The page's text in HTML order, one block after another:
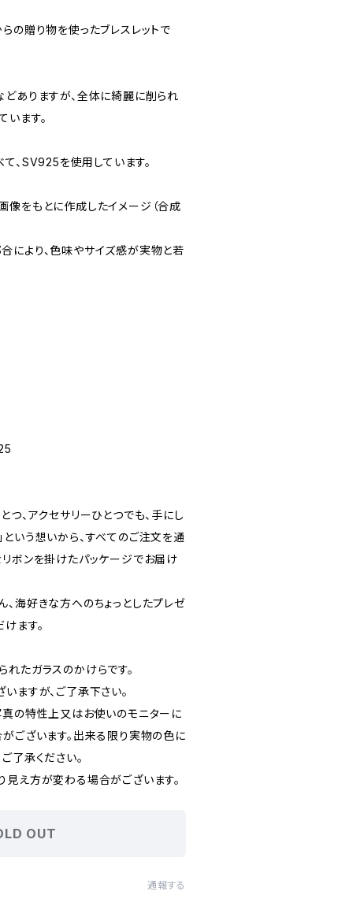
の贈り物を使ったブレスレットで
ありますが、全体に綺麗に削られ
ます。
、SV925を使用しています。
をもとに作成したイメージ（合成
により、色味やサイズ感が実物と若
、アクセサリーひとつでも、手にし
いう想いから、すべてのご注文を通
ボンを掛けたパッケージでお届け
海好きな方へのちょっとしたプレゼ
ます。
たガラスのかけらです。
ますが、ご了承下さい。
真の特性上又はお使いのモニターに
ございます。出来る限り実物の色に
了承ください。
見え方が変わる場合がございます。
OUT
通報する